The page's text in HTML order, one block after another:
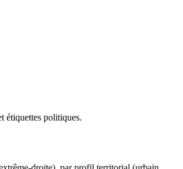
étiquettes politiques.